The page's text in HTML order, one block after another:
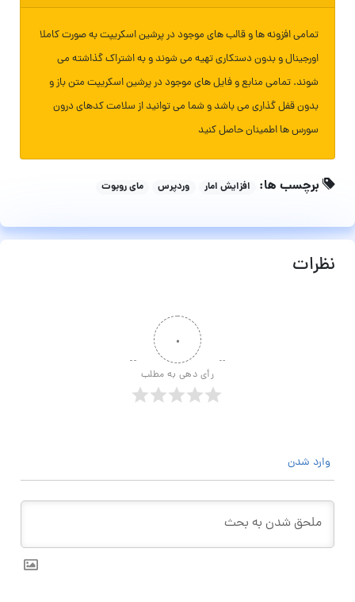
تمامی افزونه ها و قالب های موجود در پرشین اسکریپت به صورت کاملا
اورجینال و بدون دستکاری تهیه می شوند و به اشتراک گذاشته می
شوند. تمامی منابع و فایل های موجود در پرشین اسکریپت متن باز و
بدون قفل گذاری می باشد و شما می توانید از سلامت کدهای درون
سورس ها اطمینان حاصل کنید
برچسب ها: افزایش امار وردپرس مای روبوت
نظرات
۰
رأی دهی به مطلب
وارد شدن